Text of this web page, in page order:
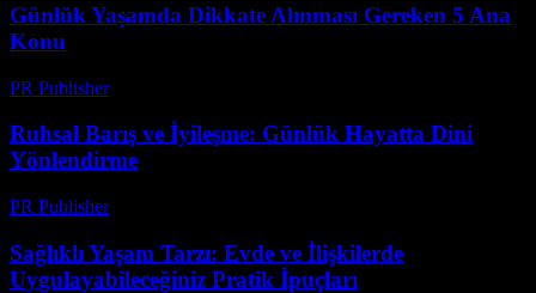
Günlük Yaşamda Dikkate Alınması Gereken 5 Ana
Konu
PR Publisher-
Ruhsal Barış ve İyileşme: Günlük Hayatta Dini
Yönlendirme
PR Publisher-
Sağlıklı Yaşam Tarzı: Evde ve İlişkilerde
Uygulayabileceğiniz Pratik İpuçları